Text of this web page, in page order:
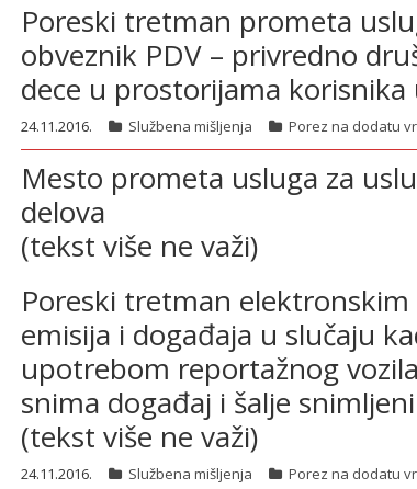
Poreski tretman prometa
obveznik PDV – privredno
dece u prostorijama korisnika
24.11.2016. Službena mišljenja Porez na dodatu
Mesto prometa usluga za
delova
(tekst više ne važi)
Poreski tretman
emisija i događaja u slučaju
upotrebom reportažnog
snima događaj i šalje
(tekst više ne važi)
24.11.2016. Službena mišljenja Porez na dodatu